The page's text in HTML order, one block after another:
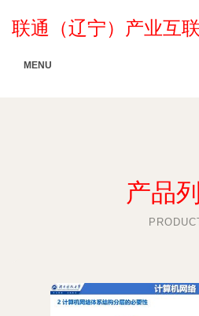
联通（辽宁）产业互
MENU
产品